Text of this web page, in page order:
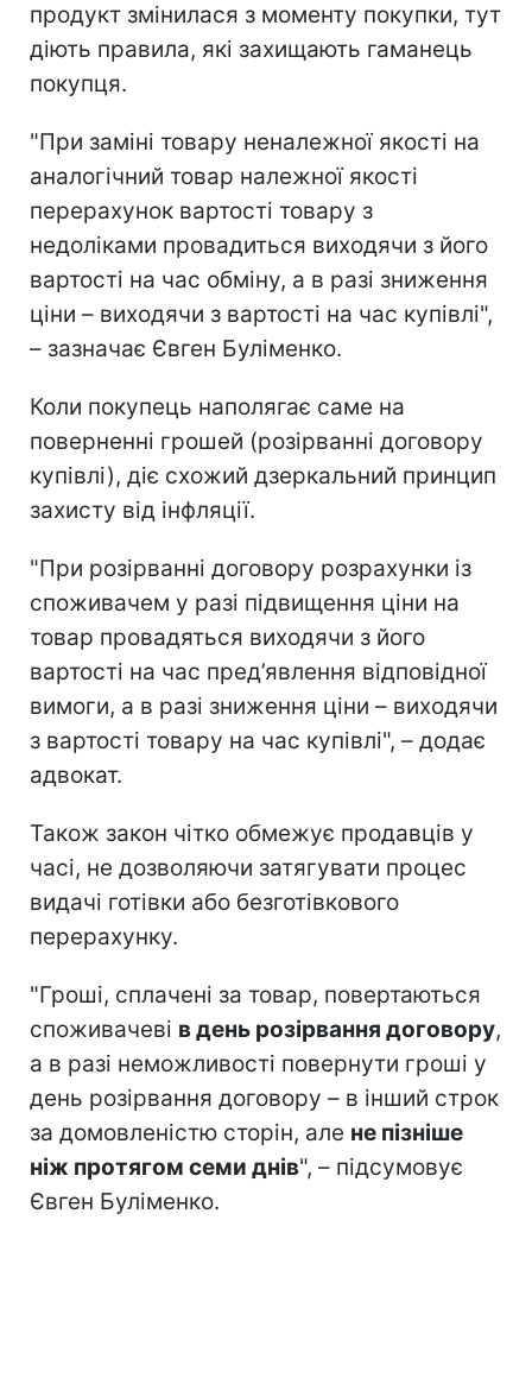
продукт змінилася з моменту покупки, тут
діють правила, які захищають гаманець
покупця.
"При заміні товару неналежної якості на
аналогічний товар належної якості
перерахунок вартості товару з
недоліками провадиться виходячи з його
вартості на час обміну, а в разі зниження
ціни – виходячи з вартості на час купівлі",
– зазначає Євген Буліменко.
Коли покупець наполягає саме на
поверненні грошей (розірванні договору
купівлі), діє схожий дзеркальний принцип
захисту від інфляції.
"При розірванні договору розрахунки із
споживачем у разі підвищення ціни на
товар провадяться виходячи з його
вартості на час пред’явлення відповідної
вимоги, а в разі зниження ціни – виходячи
з вартості товару на час купівлі", – додає
адвокат.
Також закон чітко обмежує продавців у
часі, не дозволяючи затягувати процес
видачі готівки або безготівкового
перерахунку.
"Гроші, сплачені за товар, повертаються
споживачеві в день розірвання договору,
а в разі неможливості повернути гроші у
день розірвання договору – в інший строк
за домовленістю сторін, але не пізніше
ніж протягом семи днів", – підсумовує
Євген Буліменко.